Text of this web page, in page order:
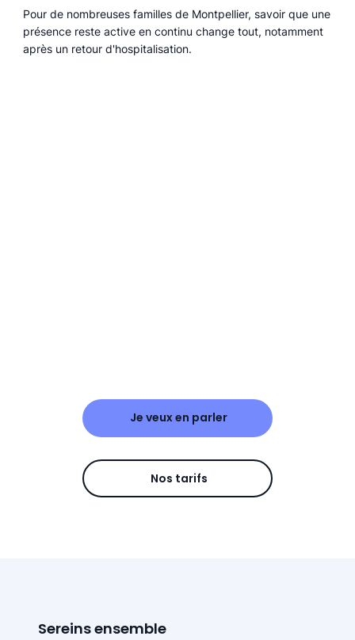
Je veux en parler
Nos tarifs
Pour de nombreuses familles de Montpellier, savoir que une
présence reste active en continu change tout, notamment
après un retour d'hospitalisation.
Sereins ensemble